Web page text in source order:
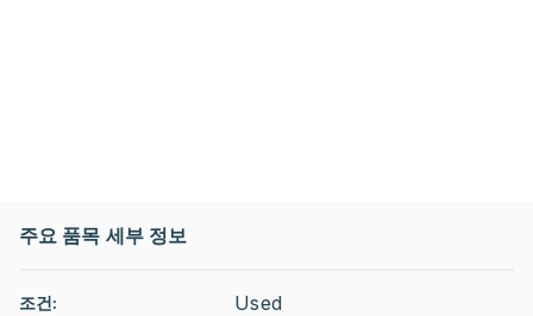
주요 품목 세부 정보
조건: Used